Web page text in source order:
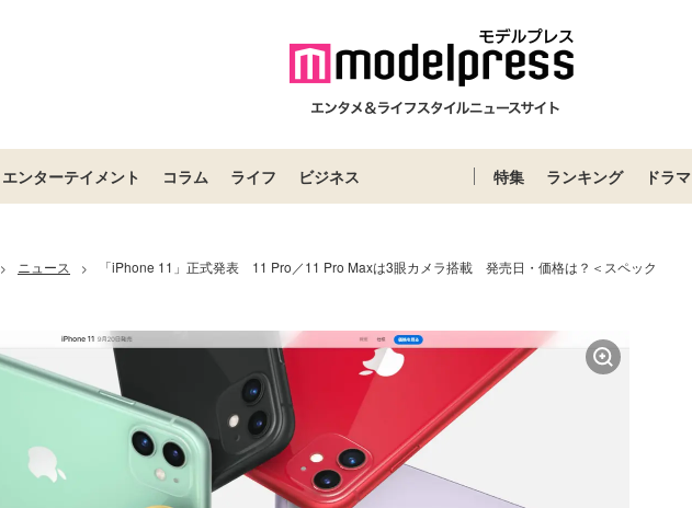
エンターテイメント コラム ライフ ビジネス 特集 ランキング ドラマ
> ニュース >
「iPhone 11」正式発表 11 Pro／11 Pro Maxは3眼カメラ搭載 発売日・価格は？＜スペック